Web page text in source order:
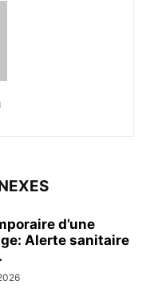
d’une
Alerte sanitaire